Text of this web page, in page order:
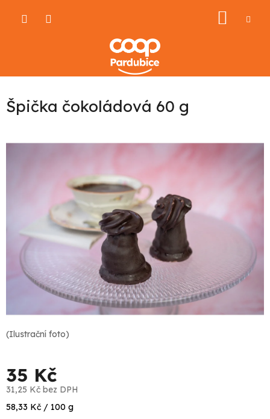
Špička čokoládová 60 g
(Ilustrační foto)
35 Kč
31,25 Kč bez DPH
Měrná
58,33 Kč / 100 g